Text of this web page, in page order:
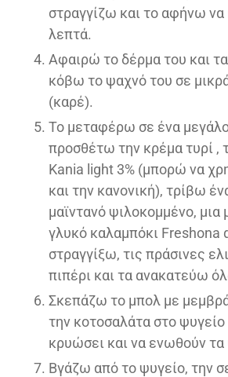
στραγγίζω και το αφήνω να
λεπτά.
Αφαιρώ το δέρμα του και
κόβω το ψαχνό του σε
(καρέ).
Το μεταφέρω σε ένα
προσθέτω την κρέμα τυρί ,
Kania light 3% (μπορώ να
και την κανονική), τρίβω
μαϊντανό ψιλοκομμένο, μια
γλυκό καλαμπόκι
στραγγίξω, τις πράσινες
πιπέρι και τα ανακατεύω
Σκεπάζω το μπολ με
την κοτοσαλάτα στο
κρυώσει και να ενωθούν τα
Βγάζω από το ψυγείο, την